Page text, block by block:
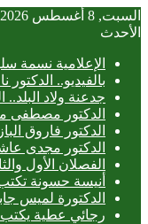
السبت, 8 أغسطس 2026
الأحدث
الإعلامية نسمة
بالفيديو.. ‎الدكتور ناصر رضوان خالد ومقترح الاشراف الهندسي الفعلي على المباني
جدعنة ولاد
الدكتور مصطفى
الدكتور فاروق
الدكتور مجدى
الفصلان الأول
أنيسة حسونة
الدكتورة لميس
رجائي عطية